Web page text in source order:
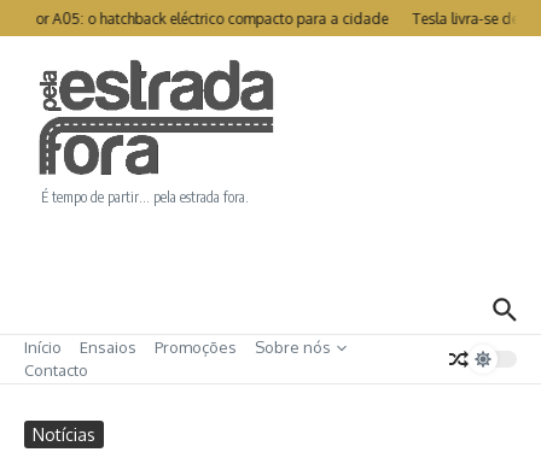
Ir para o conteúdo
A05: o hatchback eléctrico compacto para a cidade Tesla livra-se de
É tempo de partir… pela estrada fora.
Início Ensaios Promoções
Sobre nós
Contacto
Notícias